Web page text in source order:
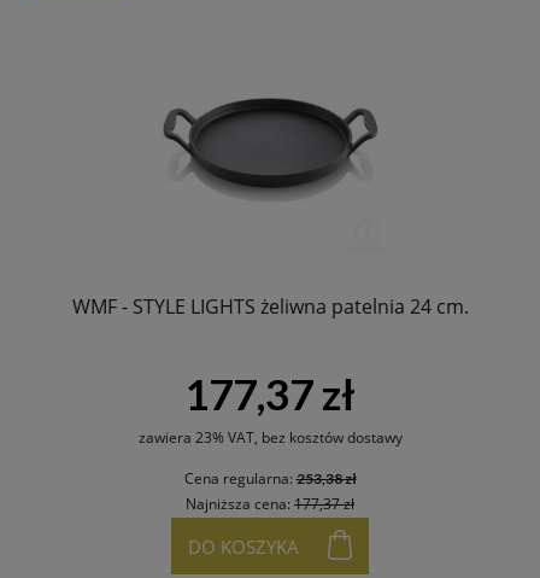
WMF - STYLE LIGHTS żeliwna patelnia 24 cm.
177,37 zł
zawiera 23% VAT, bez kosztów dostawy
Cena regularna:253,38 zł
Najniższa cena: 177,37 zł
DO KOSZYKA